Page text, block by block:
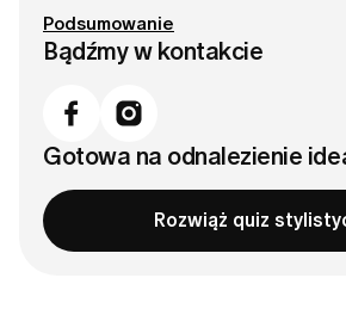
Podsumowanie
Bądźmy w kontakcie
Gotowa na odnalezienie
Rozwiąż quiz